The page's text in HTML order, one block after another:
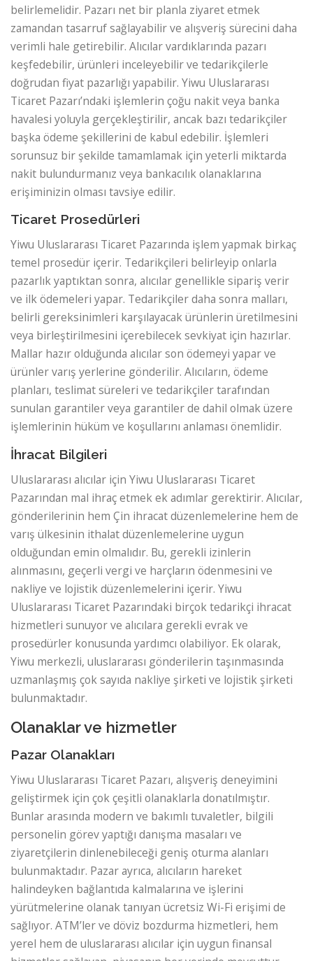
belirlemelidir. Pazarı net bir planla ziyaret etmek
zamandan tasarruf sağlayabilir ve alışveriş sürecini daha
verimli hale getirebilir. Alıcılar vardıklarında pazarı
keşfedebilir, ürünleri inceleyebilir ve tedarikçilerle
doğrudan fiyat pazarlığı yapabilir. Yiwu Uluslararası
Ticaret Pazarı’ndaki işlemlerin çoğu nakit veya banka
havalesi yoluyla gerçekleştirilir, ancak bazı tedarikçiler
başka ödeme şekillerini de kabul edebilir. İşlemleri
sorunsuz bir şekilde tamamlamak için yeterli miktarda
nakit bulundurmanız veya bankacılık olanaklarına
erişiminizin olması tavsiye edilir.
Ticaret Prosedürleri
Yiwu Uluslararası Ticaret Pazarında işlem yapmak birkaç
temel prosedür içerir. Tedarikçileri belirleyip onlarla
pazarlık yaptıktan sonra, alıcılar genellikle sipariş verir
ve ilk ödemeleri yapar. Tedarikçiler daha sonra malları,
belirli gereksinimleri karşılayacak ürünlerin üretilmesini
veya birleştirilmesini içerebilecek sevkiyat için hazırlar.
Mallar hazır olduğunda alıcılar son ödemeyi yapar ve
ürünler varış yerlerine gönderilir. Alıcıların, ödeme
planları, teslimat süreleri ve tedarikçiler tarafından
sunulan garantiler veya garantiler de dahil olmak üzere
işlemlerinin hüküm ve koşullarını anlaması önemlidir.
İhracat Bilgileri
Uluslararası alıcılar için Yiwu Uluslararası Ticaret
Pazarından mal ihraç etmek ek adımlar gerektirir. Alıcılar,
gönderilerinin hem Çin ihracat düzenlemelerine hem de
varış ülkesinin ithalat düzenlemelerine uygun
olduğundan emin olmalıdır. Bu, gerekli izinlerin
alınmasını, geçerli vergi ve harçların ödenmesini ve
nakliye ve lojistik düzenlemelerini içerir. Yiwu
Uluslararası Ticaret Pazarındaki birçok tedarikçi ihracat
hizmetleri sunuyor ve alıcılara gerekli evrak ve
prosedürler konusunda yardımcı olabiliyor. Ek olarak,
Yiwu merkezli, uluslararası gönderilerin taşınmasında
uzmanlaşmış çok sayıda nakliye şirketi ve lojistik şirketi
bulunmaktadır.
Olanaklar ve hizmetler
Pazar Olanakları
Yiwu Uluslararası Ticaret Pazarı, alışveriş deneyimini
geliştirmek için çok çeşitli olanaklarla donatılmıştır.
Bunlar arasında modern ve bakımlı tuvaletler, bilgili
personelin görev yaptığı danışma masaları ve
ziyaretçilerin dinlenebileceği geniş oturma alanları
bulunmaktadır. Pazar ayrıca, alıcıların hareket
halindeyken bağlantıda kalmalarına ve işlerini
yürütmelerine olanak tanıyan ücretsiz Wi-Fi erişimi de
sağlıyor. ATM’ler ve döviz bozdurma hizmetleri, hem
yerel hem de uluslararası alıcılar için uygun finansal